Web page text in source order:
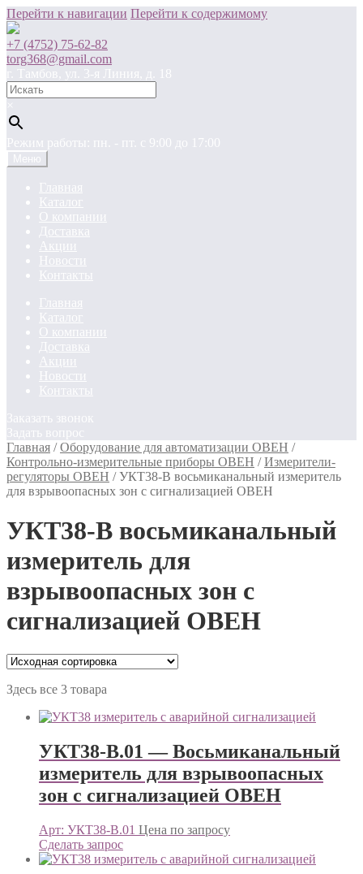
Перейти к навигации Перейти к содержимому
+7 (4752) 75-62-82
torg368@gmail.com
г. Тамбов, ул. 3-я Линия, д. 18
×
Режим работы: пн. - пт. c 9:00 до 17:00
Меню
Главная
Каталог
О компании
Доставка
Акции
Новости
Контакты
Главная
Каталог
О компании
Доставка
Акции
Новости
Контакты
Заказать звонок
Задать вопрос
Главная /Оборудование для автоматизации ОВЕН /
Контрольно-измерительные приборы ОВЕН /Измерители-
регуляторы ОВЕН /УКТ38-В восьмиканальный измеритель
для взрывоопасных зон с сигнализацией ОВЕН
УКТ38-В восьмиканальный
измеритель для
взрывоопасных зон с
сигнализацией ОВЕН
Здесь все 3 товара
УКТ38-В.01 — Восьмиканальный
измеритель для взрывоопасных
зон с сигнализацией ОВЕН
Арт: УКТ38-В.01 Цена по запросу
Сделать запрос